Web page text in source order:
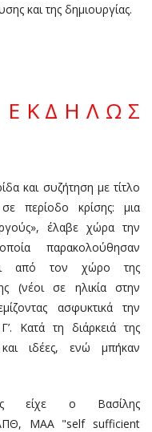
και της δημιουργίας.
Κ Δ Η Λ Ω Σ
και συζήτηση με τίτλο
περίοδο κρίσης: μια
έλαβε χώρα την
παρακολούθησαν
από τον χώρο της
(νέοι σε ηλικία στην
ασφυκτικά την
Κατά τη διάρκειά της
και ιδέες, ενώ μπήκαν
είχε ο Βασίλης
ΑΠΘ, ΜΑA "self sufficient